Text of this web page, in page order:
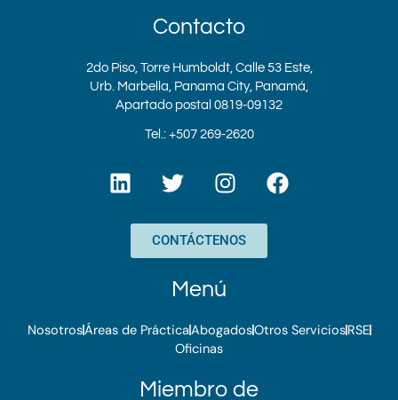
Contacto
2do Piso, Torre Humboldt, Calle 53 Este,
Urb. Marbella, Panama City, Panamá,
Apartado postal 0819-09132
Tel.: +507 269-2620
L
i
e
n
T
w
t
t
e
r
I
n
t
a
g
r
a
F
a
k
CONTÁCTENOS
Menú
NosotrosÁreas de PrácticaAbogadosOtros ServiciosRSE
Oficinas
Miembro de